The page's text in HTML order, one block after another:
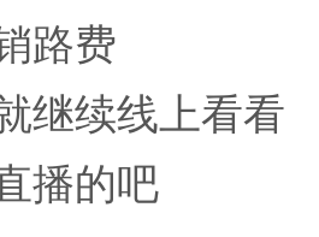
路费
继续线上看看
播的吧